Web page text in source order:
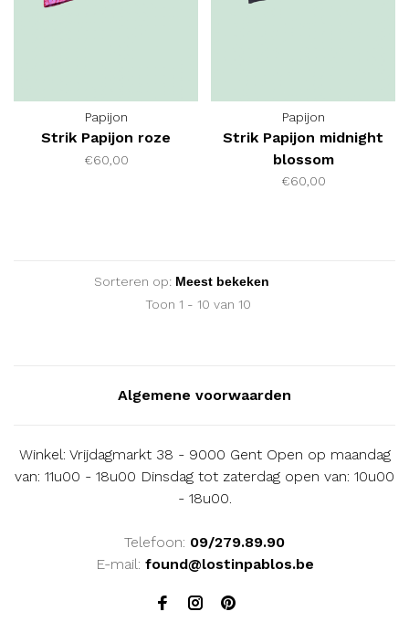
Papijon
Strik Papijon roze
€60,00
Papijon
Strik Papijon midnight
blossom
€60,00
Sorteren op:
Toon 1 - 10 van 10
Algemene voorwaarden
Winkel: Vrijdagmarkt 38 - 9000 Gent Open op maandag
van: 11u00 - 18u00 Dinsdag tot zaterdag open van: 10u00
- 18u00.
Telefoon: 09/279.89.90
E-mail: found@lostinpablos.be